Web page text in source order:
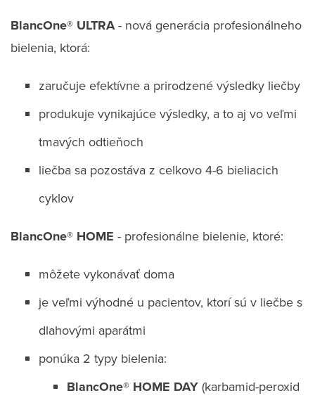
BlancOne® ULTRA- nová generácia profesionálneho
bielenia, ktorá:
zaručuje efektívne a prirodzené výsledky liečby
produkuje vynikajúce výsledky, a to aj vo veľmi
tmavých odtieňoch
liečba sa pozostáva z celkovo 4-6 bieliacich
cyklov
BlancOne® HOME - profesionálne bielenie, ktoré:
môžete vykonávať doma
je veľmi výhodné u pacientov, ktorí sú v liečbe s
dlahovými aparátmi
ponúka 2 typy bielenia:
BlancOne® HOME DAY (karbamid-peroxid